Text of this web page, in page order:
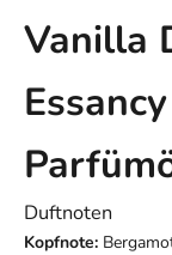
Vanilla
Duftnoten
Kopfnote: